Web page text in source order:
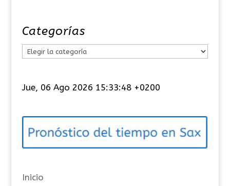
Categorías
e
o
í
s
Jue, 06 Ago 2026 15:33:48 +0200
Inicio